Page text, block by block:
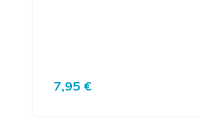
Regulärer Preis:
7,95 €